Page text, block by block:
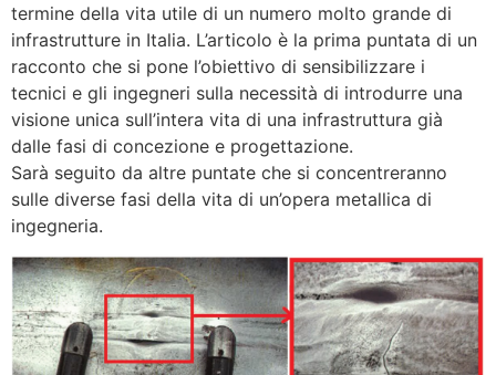
termine della vita utile di un numero molto grande di
infrastrutture in Italia. L’articolo è la prima puntata di un
racconto che si pone l’obiettivo di sensibilizzare i
tecnici e gli ingegneri sulla necessità di introdurre una
visione unica sull’intera vita di una infrastruttura già
dalle fasi di concezione e progettazione.
Sarà seguito da altre puntate che si concentreranno
sulle diverse fasi della vita di un’opera metallica di
ingegneria.